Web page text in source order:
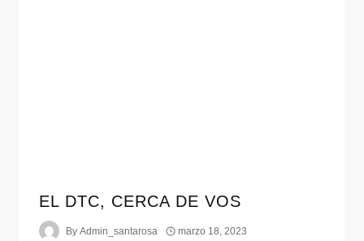
EL DTC, CERCA DE VOS
By Admin_santarosa marzo 18, 2023